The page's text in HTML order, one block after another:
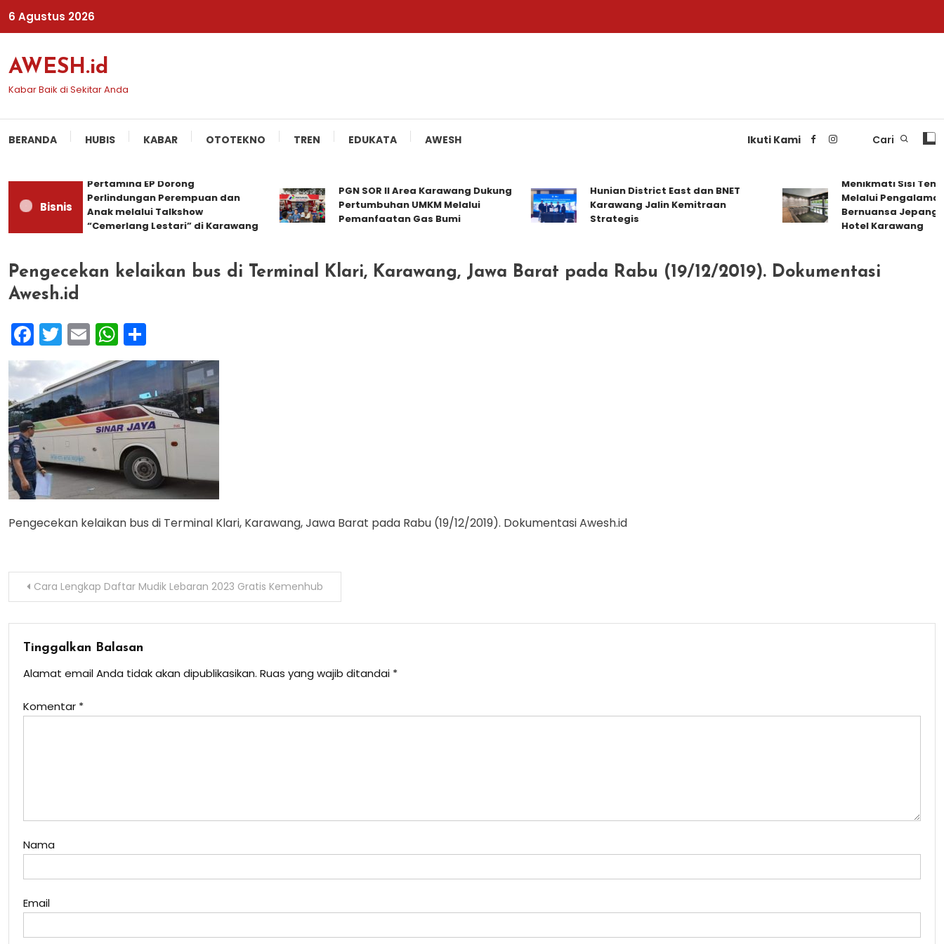
Skip
6 Agustus 2026
AWESH.id
Kabar Baik di Sekitar Anda
BERANDA HUBIS KABAR OTOTEKNO TREN EDUKATA AWESH Ikuti Kami Cari
Bisnis
Pertamina EP Dorong
Perlindungan Perempuan dan
Anak melalui Talkshow
“Cemerlang Lestari” di Karawang
PGN SOR II Area Karawang Dukung
Pertumbuhan UMKM Melalui
Pemanfaatan Gas Bumi
Hunian District East dan BNET
Karawang Jalin Kemitraan
Strategis
Menikmati Sisi
Melalui Pengalaman
Bernuansa Jepang
Hotel Karawang
Pengecekan kelaikan bus di Terminal Klari, Karawang, Jawa Barat pada Rabu (19/12/2019). Dokumentasi
Awesh.id
Facebook
Twitter
EmailWhatsApp
Pengecekan kelaikan bus di Terminal Klari, Karawang, Jawa Barat pada Rabu (19/12/2019). Dokumentasi Awesh.id
Navigasi
Cara Lengkap Daftar Mudik Lebaran 2023 Gratis Kemenhub
Tinggalkan Balasan
Alamat email Anda tidak akan dipublikasikan. Ruas yang wajib ditandai *
Komentar *
Nama
Email